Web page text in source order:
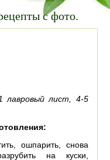
с фото.
лавровый лист, 4-5
ошпарить, снова
на куски,